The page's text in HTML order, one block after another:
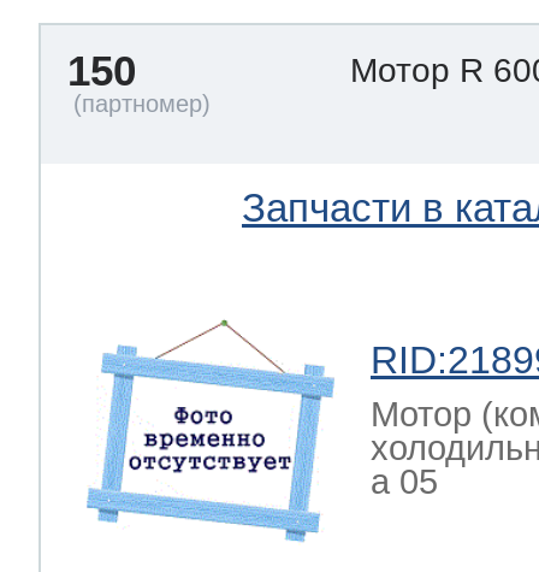
150 Мотор R
Запчасти в
Мотор
a 05